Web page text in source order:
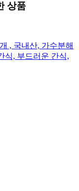
상품
, 국내산, 가수분해
식, 부드러운 간식,